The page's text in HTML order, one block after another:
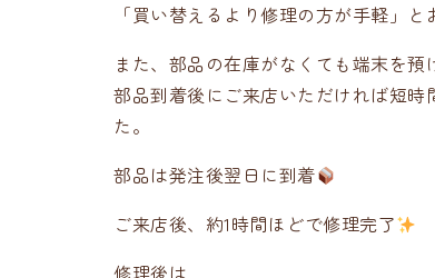
「買い替えるより修理の方が手軽」
また、部品の在庫がなくても端末を預
部品到着後にご来店いただければ短
た。
部品は発注後翌日に到着
ご来店後、約1時間ほどで修理完了
修理後は